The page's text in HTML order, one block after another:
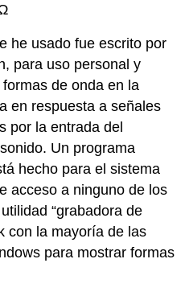
he usado fue escrito por
para uso personal y
de onda en la
en respuesta a señales
por la entrada del
Un programa
hecho para el sistema
acceso a ninguno de los
“grabadora de
con la mayoría de las
para mostrar formas